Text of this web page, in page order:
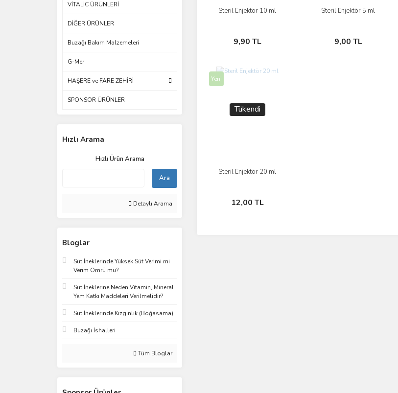
VİTALİC ÜRÜNLERİ
DİĞER ÜRÜNLER
Buzağı Bakım Malzemeleri
G-Mer
HAŞERE ve FARE ZEHİRİ
SPONSOR ÜRÜNLER
Hızlı Arama
Hızlı Ürün Arama
Ara
Detaylı Arama
Bloglar
Süt İneklerinde Yüksek Süt Verimi mi
Verim Ömrü mü?
Süt İneklerine Neden Vitamin, Mineral
Yem Katkı Maddeleri Verilmelidir?
Süt İneklerinde Kızgınlık (Boğasama)
Buzağı İshalleri
Tüm Bloglar
Steril Enjektör 10 ml
9,90 TL
İncele
Sepete Ekle
Steril Enjektör 5 ml
9,00 TL
İncele
Sepete Ekle
Yeni
Tükendi
Steril Enjektör 20 ml
12,00 TL
İncele
Stokta Yok